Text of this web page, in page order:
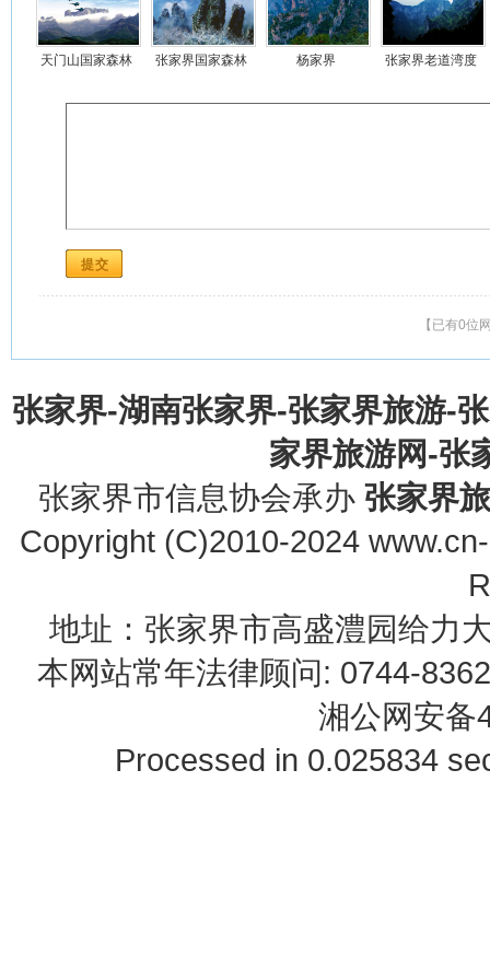
天门山国家森林
张家界国家森林
杨家界
张家界老道湾度
【已有0位
张家界-湖南张家界-张家界旅游-
家界旅游网-张
张家界市信息协会承办 张家界
Copyright (C)2010-2024
地址：张家界市高盛澧园给力
本网站常年法律顾问: 0744-
湘公网安备
Processed in 0.025834